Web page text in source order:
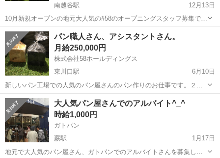
南越谷駅
12月13日
10月新規オープンの地元大人気の#58のオープニングスタッフ募集で
す。南越谷駅、新越谷駅前の小さなお店。販売のお仕事です。 試用期
間950円スタートで随時昇給します。 今回8名採用予定です^_^
埼玉 越谷市 南越谷駅 スタッフ
パン職人さん、アシスタントさん。
月給250,000円
株式会社58ホールディングス
東川口駅
6月10日
新しいパン工場での人気のパン屋さんのパン作りのお仕事です。２種
類の食パンのみの製造です。 パン製造経験者歓迎。未経験者でも大丈
夫です。 お問合せは09035771778オチダまでお気軽に。 皆様のご連絡
お待ちしております。
埼玉 川口市 東川口駅 パン
大人気パン屋さんでのアルバイト^_^
時給1,000円
ガトパン
蕨駅
1月17日
地元で大人気のパン屋さん、ガトパンでのアルバイトさんを募集して